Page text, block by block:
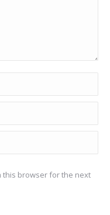
this browser for the next